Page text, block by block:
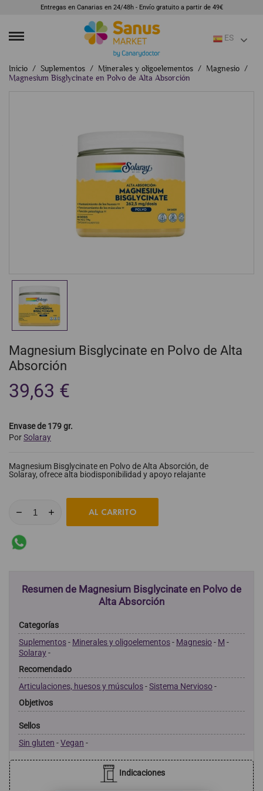
Entregas en Canarias en 24/48h - Envío gratuito a partir de 49€
ES
Inicio Suplementos Minerales y oligoelementos
Magnesio
Magnesium Bisglycinate en Polvo de Alta Absorción
Magnesium Bisglycinate en Polvo de Alta
Absorción
39,63 €
Envase de 179 gr.
PorSolaray
Magnesium Bisglycinate en Polvo de Alta Absorción, de
Solaray, ofrece alta biodisponibilidad y apoyo relajante
AL CARRITO
Resumen de Magnesium Bisglycinate en Polvo de
Alta Absorción
Categorías
Suplementos- Minerales y oligoelementos- Magnesio- M -
Solaray-
Recomendado
Articulaciones, huesos y músculos-Sistema Nervioso-
Objetivos
Sellos
Sin gluten -Vegan -
Indicaciones